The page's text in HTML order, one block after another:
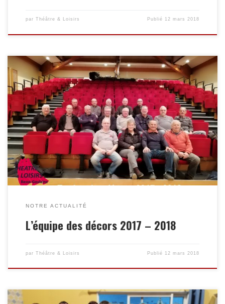
par Théâtre & Loisirs Publié 12 mars 2018
NOTRE ACTUALITÉ
L’équipe des décors 2017 – 2018
par Théâtre & Loisirs Publié 12 mars 2018